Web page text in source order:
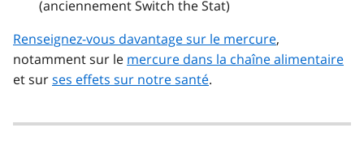
(anciennement Switch the Stat)
Renseignez-vous davantage sur le mercure,
notamment sur le mercure dans la chaîne alimentaire
et surses effets sur notre santé.